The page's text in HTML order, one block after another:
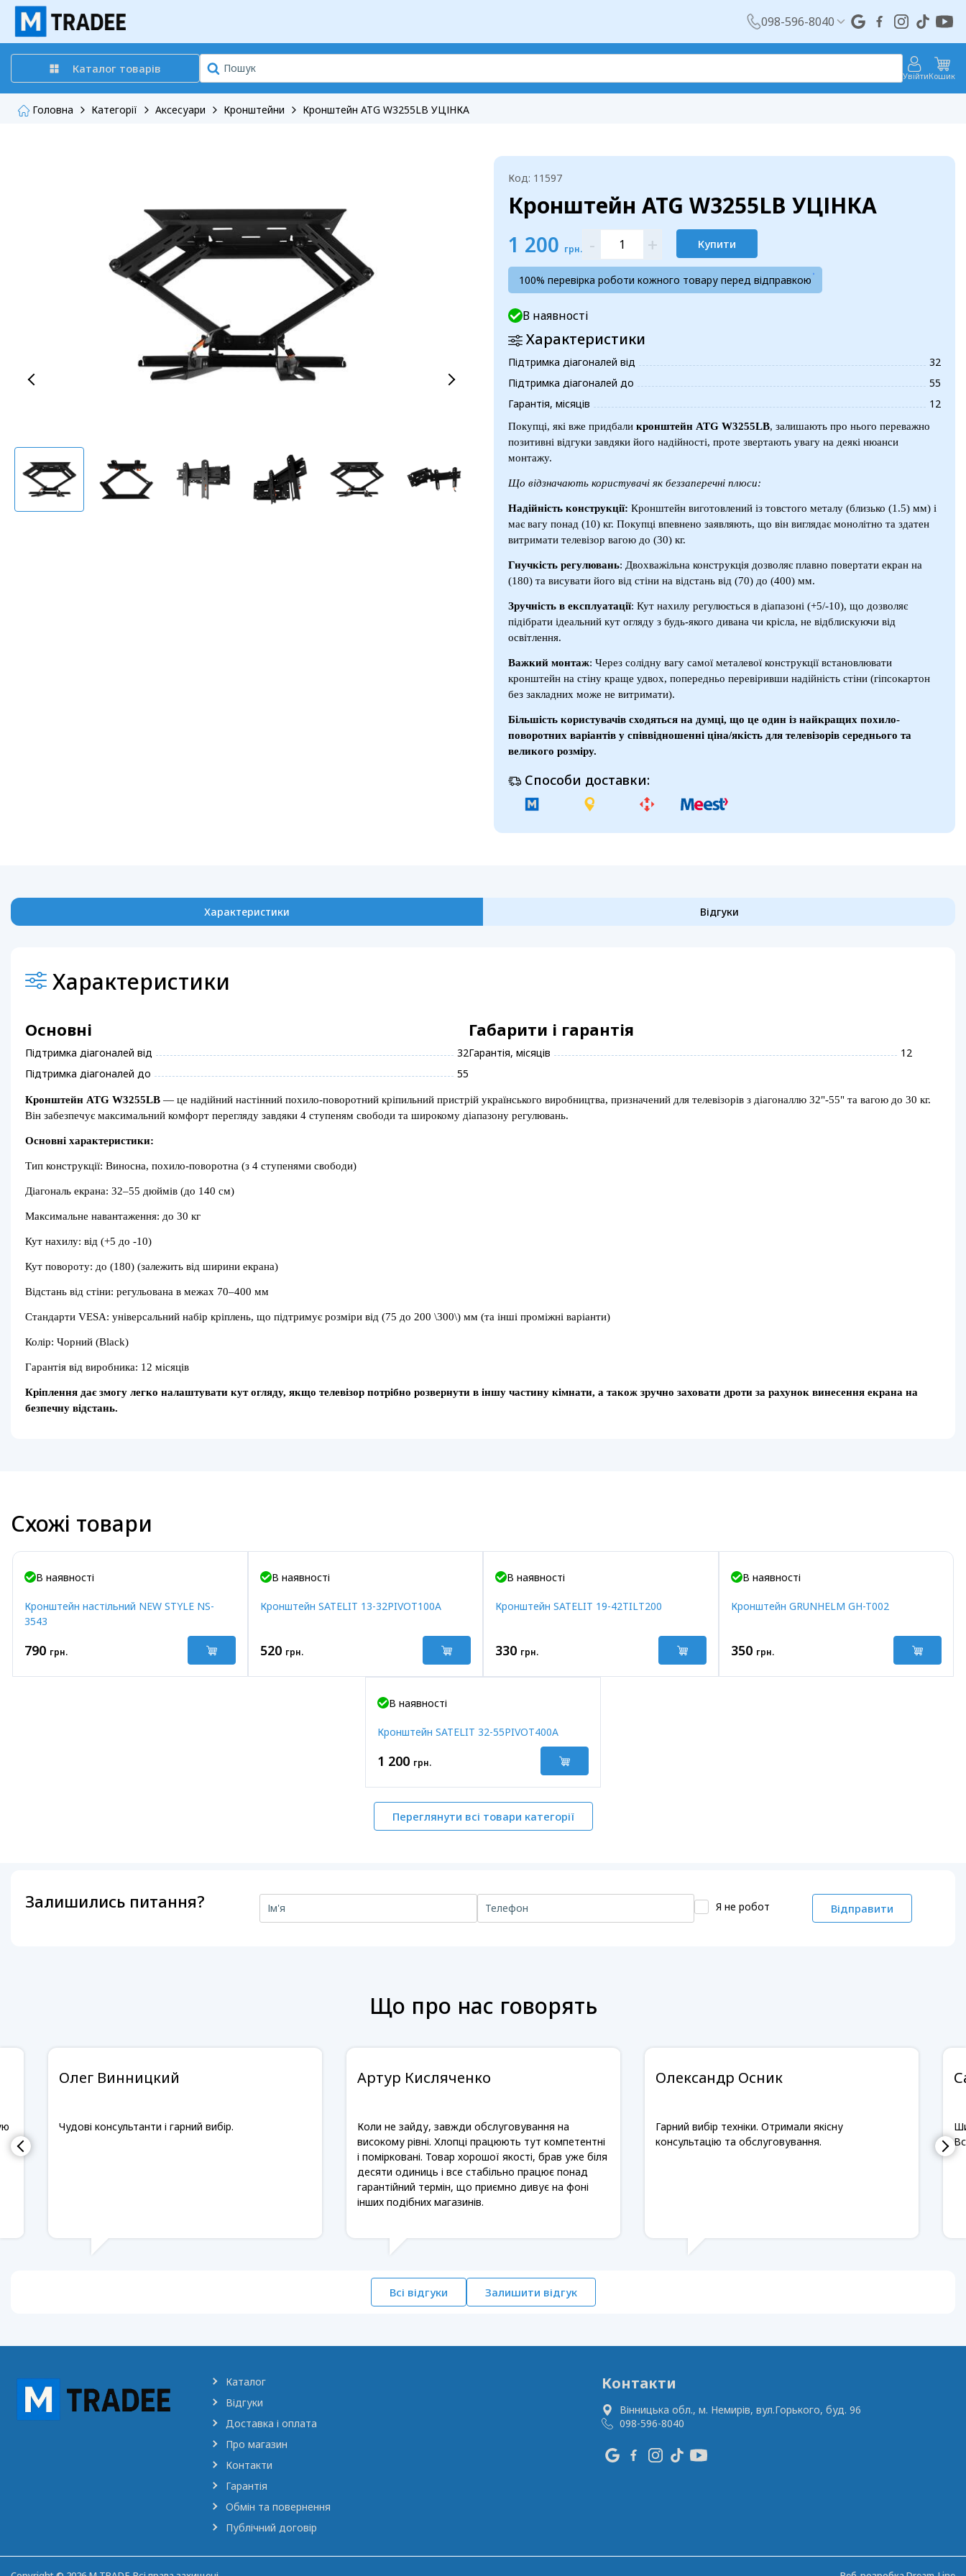
098-596-8040
Каталог товарів
УвійтиКошик
Головна Категорії Аксесуари Кронштейни Кронштейн ATG W3255LB УЦІНКА
Код: 11597
Кронштейн ATG W3255LB УЦІНКА
1 200 грн. - + Купити
100% перевірка роботи кожного товару перед відправкою
В наявності
Характеристики
Підтримка діагоналей від
32
Підтримка діагоналей до
55
Гарантія, місяців
12
Покупці, які вже придбали кронштейн ATG W3255LB, залишають про нього переважно
позитивні відгуки завдяки його надійності, проте звертають увагу на деякі нюанси
монтажу.
Що відзначають користувачі як беззаперечні плюси:
Надійність конструкції: Кронштейн виготовлений із товстого металу (близько (1.5) мм) і
має вагу понад (10) кг. Покупці впевнено заявляють, що він виглядає монолітно та здатен
витримати телевізор вагою до (30) кг.
Гнучкість регулювань: Двохважільна конструкція дозволяє плавно повертати екран на
(180) та висувати його від стіни на відстань від (70) до (400) мм.
Зручність в експлуатації: Кут нахилу регулюється в діапазоні (+5/-10), що дозволяє
підібрати ідеальний кут огляду з будь-якого дивана чи крісла, не відблискуючи від
освітлення.
Важкий монтаж: Через солідну вагу самої металевої конструкції встановлювати
кронштейн на стіну краще удвох, попередньо перевіривши надійність стіни (гіпсокартон
без закладних може не витримати).
Більшість користувачів сходяться на думці, що це один із найкращих похило-
поворотних варіантів у співвідношенні ціна/якість для телевізорів середнього та
великого розміру.
Способи доставки:
Характеристики Відгуки
Характеристики
Основні
Підтримка діагоналей від
32
Підтримка діагоналей до
55
Габарити і гарантія
Гарантія, місяців 12
Кронштейн ATG W3255LB — це надійний настінний похило-поворотний кріпильний пристрій українського виробництва, призначений для телевізорів з діагоналлю 32"-55" та вагою до 30 кг.
Він забезпечує максимальний комфорт перегляду завдяки 4 ступеням свободи та широкому діапазону регулювань.
Основні характеристики:
Тип конструкції: Виносна, похило-поворотна (з 4 ступенями свободи)
Діагональ екрана: 32–55 дюймів (до 140 см)
Максимальне навантаження: до 30 кг
Кут нахилу: від (+5 до -10)
Кут повороту: до (180) (залежить від ширини екрана)
Відстань від стіни: регульована в межах 70–400 мм
Стандарти VESA: універсальний набір кріплень, що підтримує розміри від (75 до 200 \300\) мм (та інші проміжні варіанти)
Колір: Чорний (Black)
Гарантія від виробника: 12 місяців
Кріплення дає змогу легко налаштувати кут огляду, якщо телевізор потрібно розвернути в іншу частину кімнати, а також зручно заховати дроти за рахунок винесення екрана на
безпечну відстань.
Схожі товари
В наявності
Кронштейн настільний NEW STYLE NS-
3543
790 грн.
В наявності
Кронштейн SATELIT 13-32PIVOT100A
520 грн.
В наявності
Кронштейн SATELIT 19-42TILT200
330 грн.
В наявності
Кронштейн GRUNHELM GH-T002
350 грн.
В наявності
Кронштейн SATELIT 32-55PIVOT400A
1 200 грн.
Переглянути всі товари категорії
Залишились питання? Я не робот Відправити
Що про нас говорять
Олег Винницкий
Чудові консультанти і гарний вибір.
Артур Кисляченко
Коли не зайду, завжди обслуговування на
високому рівні. Хлопці працюють тут компетентні
і помірковані. Товар хорошої якості, брав уже біля
десяти одиниць і все стабільно працює понад
гарантійний термін, що приємно дивує на фоні
інших подібних магазинів.
Олександр Осник
Гарний вибір техніки. Отримали якісну
консультацію та обслуговування.
Всі відгуки Залишити відгук
Каталог
Відгуки
Доставка і оплата
Про магазин
Контакти
Гарантія
Обмін та повернення
Публічний договір
Контакти
Вінницька обл., м. Немирів, вул.Горького, буд. 96
098-596-8040